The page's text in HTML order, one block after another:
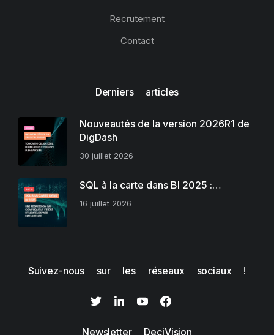
Recrutement
Contact
Derniers articles
Nouveautés de la version 2026R1 de
DigDash
30 juillet 2026
SQL à la carte dans BI 2025 :…
16 juillet 2026
Suivez-nous sur les réseaux sociaux !
Newsletter DeciVision